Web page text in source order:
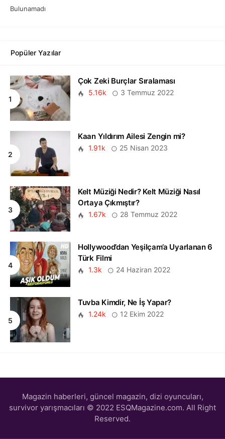
Bulunamadı
Popüler Yazılar
Çok Zeki Burçlar Sıralaması
5.16k 3 Temmuz 2022
Kaan Yıldırım Ailesi Zengin mi?
1.91k 25 Nisan 2023
Kelt Müziği Nedir? Kelt Müziği Nasıl
Ortaya Çıkmıştır?
1.67k 28 Temmuz 2022
Hollywood’dan Yeşilçam’a Uyarlanan 6
Türk Filmi
1.3k 24 Haziran 2022
Tuvba Kimdir, Ne İş Yapar?
1.24k 12 Ekim 2022
Magazin haberleri, güncel magazin, dizi oyuncuları,
survivor yarışmacıları © 2022 ESQMagazine.com. All Right
Reserved.